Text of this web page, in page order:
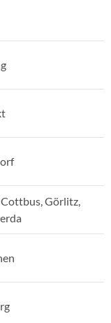
Görlitz,